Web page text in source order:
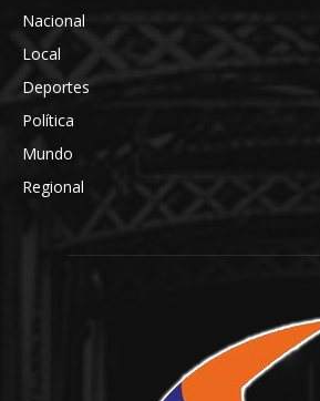
Nacional
Local
Deportes
Política
Mundo
Regional